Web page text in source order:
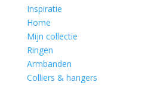
Inspiratie
Home
Mijn collectie
Ringen
Armbanden
Colliers & hangers